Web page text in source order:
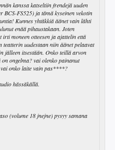
kanssa katseltiin frendejä uuden
BCS-FS525) ja tämä kyseinen vekotin
Kunnes yhtäkkiä äänet vain lähti
enää pihaustakaan. Joten
moneen otteesen ja ajattelin että
uudestaan niin äänet pelaavat
jälleen itsestään. Onko teillä arvon
ongelma? vai olenko painanut
onko laite vain pas****?
hässäkällä.
(volume 18 jnejne) pysyy samana